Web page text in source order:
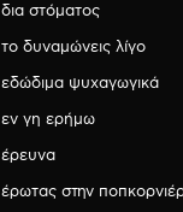
δια στόματος
το δυναμώνεις λίγο
εδώδιμα ψυχαγωγικά
εν γη ερήμω
έρευνα
έρωτας στην